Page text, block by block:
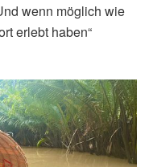
wenn möglich wie
erlebt haben“